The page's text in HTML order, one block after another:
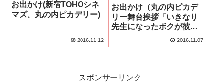
お出かけ(新宿TOHOシネ
マズ、丸の内ピカデリー)
2016.11.12
お出かけ（丸の内ピカデ
リー舞台挨拶「いきなり
先生になったボクが彼女
2016.11.07
スポンサーリンク